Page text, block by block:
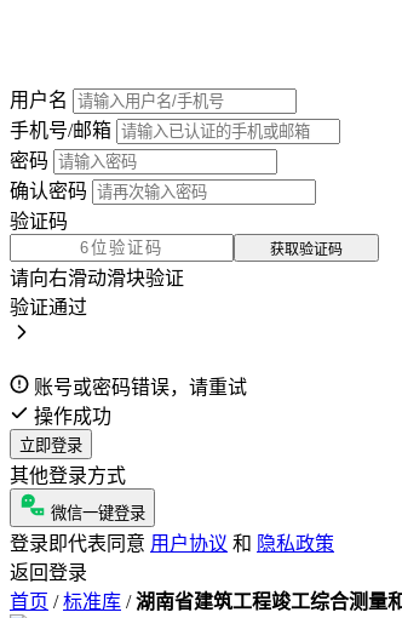
用户名
手机号/邮箱
密码
确认密码
验证码
获取验证码
请向右滑动滑块验证
验证通过
账号或密码错误，请重试
操作成功
立即登录
其他登录方式
微信一键登录
登录即代表同意 用户协议 和 隐私政策
返回登录
首页 / 标准库 / 湖南省建筑工程竣工综合测量